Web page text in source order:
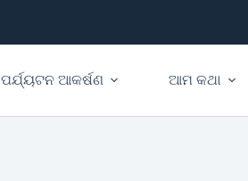
ପର୍ଯ୍ୟଟନ ଆକର୍ଷଣ ଆମ କଥା